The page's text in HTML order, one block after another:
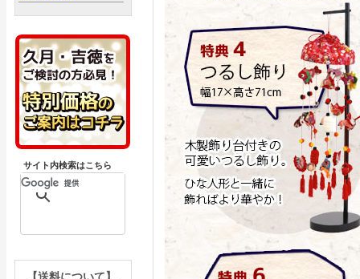
サイト内検索はこちら